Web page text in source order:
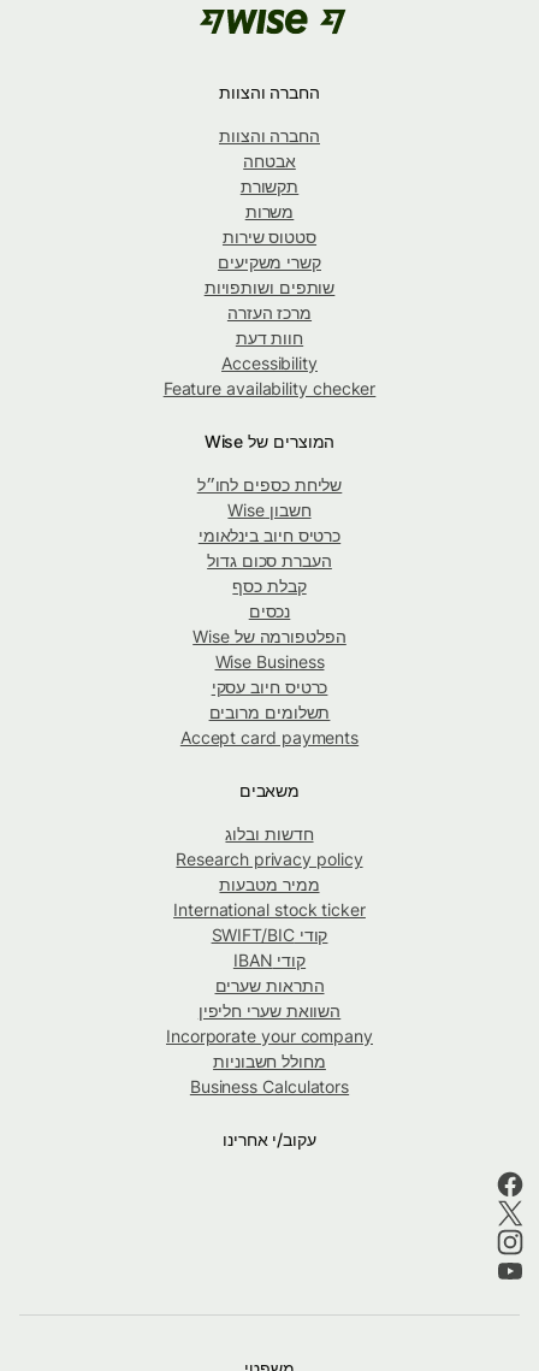
החברה והצוות
החברה והצוות
אבטחה
תקשורת
משרות
סטטוס שירות
קשרי משקיעים
שותפים ושותפויות
מרכז העזרה
חוות דעת
Accessibility
Feature availability checker
המוצרים של Wise
שליחת כספים לחו״ל
חשבון Wise
כרטיס חיוב בינלאומי
העברת סכום גדול
קבלת כסף
נכסים
הפלטפורמה של Wise
Wise Business
כרטיס חיוב עסקי
תשלומים מרובים
Accept card payments
משאבים
חדשות ובלוג
Research privacy policy
ממיר מטבעות
International stock ticker
קודי SWIFT/BIC
קודי IBAN
התראות שערים
השוואת שערי חליפין
Incorporate your company
מחולל חשבוניות
Business Calculators
עקוב/י אחרינו